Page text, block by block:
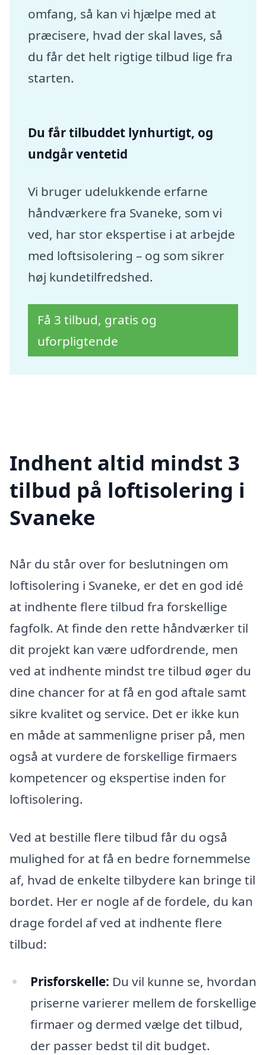
omfang, så kan vi hjælpe med at
præcisere, hvad der skal laves, så
du får det helt rigtige tilbud lige fra
starten.
Du får tilbuddet lynhurtigt, og
undgår ventetid
Vi bruger udelukkende erfarne
håndværkere fra Svaneke, som vi
ved, har stor ekspertise i at arbejde
med loftsisolering – og som sikrer
høj kundetilfredshed.
Få 3 tilbud, gratis og
uforpligtende
Indhent altid mindst 3
tilbud på loftisolering i
Svaneke
Når du står over for beslutningen om
loftisolering i Svaneke, er det en god idé
at indhente flere tilbud fra forskellige
fagfolk. At finde den rette håndværker til
dit projekt kan være udfordrende, men
ved at indhente mindst tre tilbud øger du
dine chancer for at få en god aftale samt
sikre kvalitet og service. Det er ikke kun
en måde at sammenligne priser på, men
også at vurdere de forskellige firmaers
kompetencer og ekspertise inden for
loftisolering.
Ved at bestille flere tilbud får du også
mulighed for at få en bedre fornemmelse
af, hvad de enkelte tilbydere kan bringe til
bordet. Her er nogle af de fordele, du kan
drage fordel af ved at indhente flere
tilbud:
Prisforskelle: Du vil kunne se, hvordan
priserne varierer mellem de forskellige
firmaer og dermed vælge det tilbud,
der passer bedst til dit budget.